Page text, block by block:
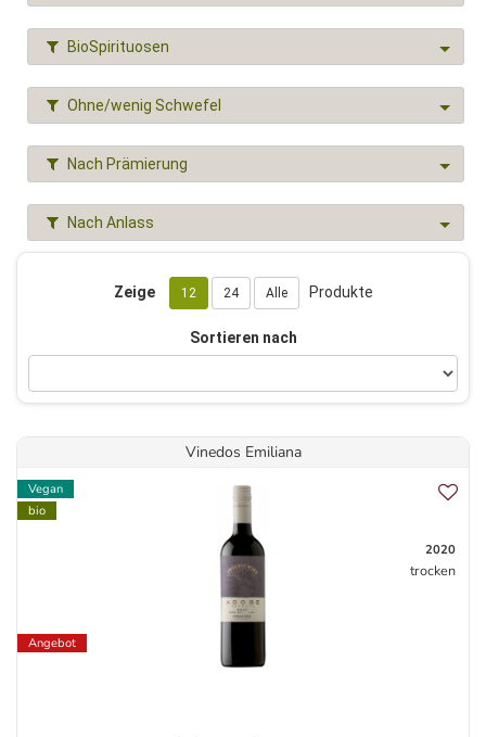
BioSpirituosen
Ohne/wenig Schwefel
Nach Prämierung
Nach Anlass
Zeige 12 24 Alle Produkte
Sortieren nach
Vinedos Emiliana
Vegan
bio
Angebot
2020
trocken